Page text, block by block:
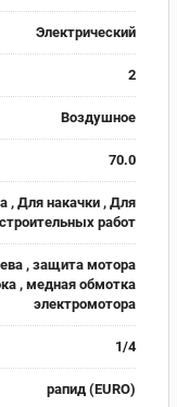
Электрический
2
Воздушное
70.0
, Для накачки , Для
строительных работ
, защита мотора
, медная обмотка
электромотора
1/4
рапид (EURO)